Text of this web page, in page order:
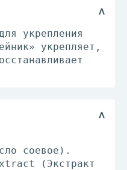
укрепления
укрепляет,
соевое).
(Экстракт